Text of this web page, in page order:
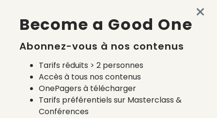
Become a Good One
Abonnez-vous à nos contenus
Tarifs réduits > 2 personnes
Accès à tous nos contenus
OnePagers à télécharger
Tarifs préférentiels sur Masterclass &
Conférences